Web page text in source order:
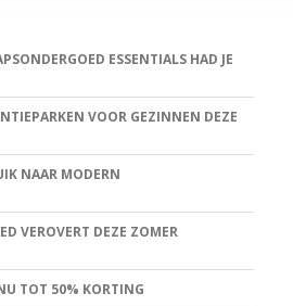
ESSENTIALS HAD JE
VOOR GEZINNEN DEZE
NAAR MODERN
VEROVERT DEZE ZOMER
TOT 50% KORTING